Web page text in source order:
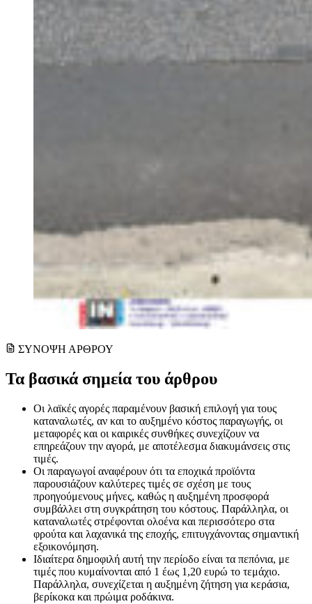
ΣΥΝΟΨΗ ΑΡΘΡΟΥ
Τα βασικά σημεία του άρθρου
Οι λαϊκές αγορές παραμένουν βασική επιλογή για τους
καταναλωτές, αν και το αυξημένο κόστος παραγωγής, οι
μεταφορές και οι καιρικές συνθήκες συνεχίζουν να
επηρεάζουν την αγορά, με αποτέλεσμα διακυμάνσεις στις
τιμές.
Οι παραγωγοί αναφέρουν ότι τα εποχικά προϊόντα
παρουσιάζουν καλύτερες τιμές σε σχέση με τους
προηγούμενους μήνες, καθώς η αυξημένη προσφορά
συμβάλλει στη συγκράτηση του κόστους. Παράλληλα, οι
καταναλωτές στρέφονται ολοένα και περισσότερο στα
φρούτα και λαχανικά της εποχής, επιτυγχάνοντας σημαντική
εξοικονόμηση.
Ιδιαίτερα δημοφιλή αυτή την περίοδο είναι τα πεπόνια, με
τιμές που κυμαίνονται από 1 έως 1,20 ευρώ το τεμάχιο.
Παράλληλα, συνεχίζεται η αυξημένη ζήτηση για κεράσια,
βερίκοκα και πρώιμα ροδάκινα.